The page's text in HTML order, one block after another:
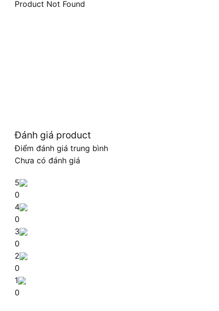
Product Not Found
Đánh giá product
Điểm đánh giá trung bình
Chưa có đánh giá
5
0
4
0
3
0
2
0
1
0